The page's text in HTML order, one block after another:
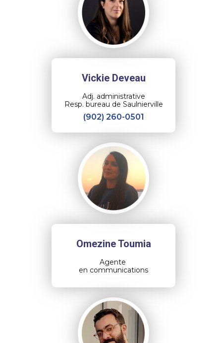
Vickie Deveau
Adj. administrative
Resp. bureau de Saulnierville
(902) 260-0501
Omezine Toumia
Agente
en communications